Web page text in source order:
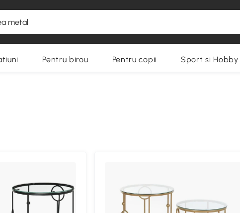
Pentru birou Pentru copii Sport si Hobby